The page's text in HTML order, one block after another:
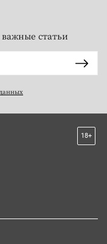
статьи
18+